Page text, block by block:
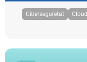
Ciberseguretat Cloud